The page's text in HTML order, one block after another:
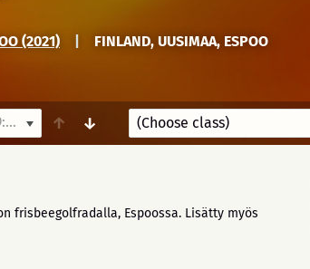
(2021) FINLAND, UUSIMAA, ESPOO
↑ ↓
frisbeegolfradalla, Espoossa. Lisätty myös